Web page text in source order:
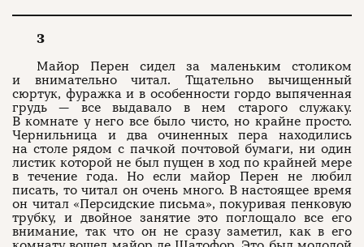
3
Майор Перен сидел за маленьким столиком
и внимательно читал. Тщательно вычищенный
сюртук, фуражка и в особенности гордо выпяченная
грудь — все выдавало в нем старого служаку.
В комнате у него все было чисто, но крайне просто.
Чернильница и два очиненных пера находились
на столе рядом с пачкой почтовой бумаги, ни один
листик которой не был пущен в ход по крайней мере
в течение года. Но если майор Перен не любил
писать, то читал он очень много. В настоящее время
он читал «Персидские письма», покуривая пенковую
трубку, и двойное занятие это поглощало все его
внимание, так что он не сразу заметил, как в его